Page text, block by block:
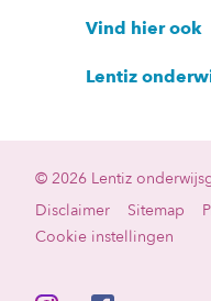
Vind hier ook
Lentiz
© 2026 Lentiz
Disclaimer
Sitemap
Cookie instellingen